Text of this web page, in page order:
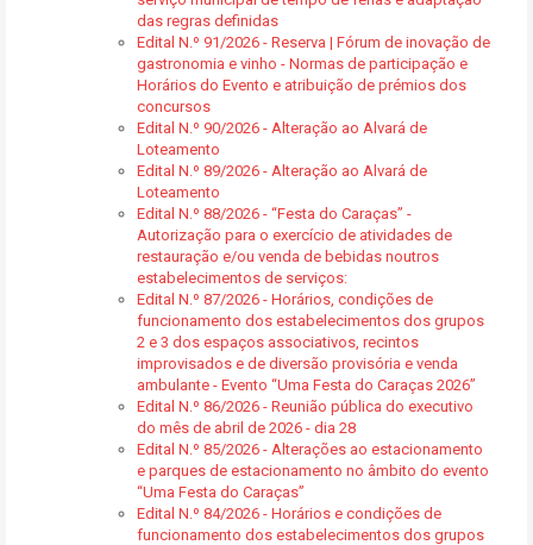
das regras definidas
Edital N.º 91/2026 - Reserva | Fórum de inovação de
gastronomia e vinho - Normas de participação e
Horários do Evento e atribuição de prémios dos
concursos
Edital N.º 90/2026 - Alteração ao Alvará de
Loteamento
Edital N.º 89/2026 - Alteração ao Alvará de
Loteamento
Edital N.º 88/2026 - “Festa do Caraças” -
Autorização para o exercício de atividades de
restauração e/ou venda de bebidas noutros
estabelecimentos de serviços:
Edital N.º 87/2026 - Horários, condições de
funcionamento dos estabelecimentos dos grupos
2 e 3 dos espaços associativos, recintos
improvisados e de diversão provisória e venda
ambulante - Evento “Uma Festa do Caraças 2026”
Edital N.º 86/2026 - Reunião pública do executivo
do mês de abril de 2026 - dia 28
Edital N.º 85/2026 - Alterações ao estacionamento
e parques de estacionamento no âmbito do evento
“Uma Festa do Caraças”
Edital N.º 84/2026 - Horários e condições de
funcionamento dos estabelecimentos dos grupos